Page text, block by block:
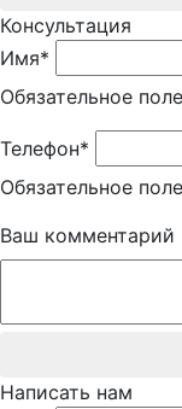
Консультация
Имя*
Обязательное поле
Телефон*
Обязательное поле
Ваш комментарий
Написать нам